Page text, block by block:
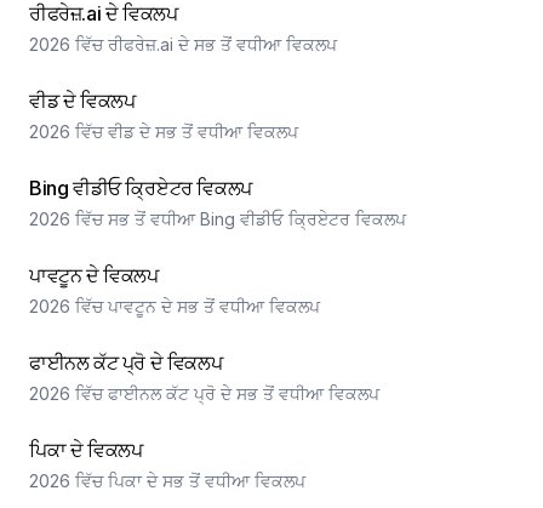
ਰੀਫਰੇਜ਼.ai ਦੇ ਵਿਕਲਪ
2026 ਵਿੱਚ ਰੀਫਰੇਜ਼.ai ਦੇ ਸਭ ਤੋਂ ਵਧੀਆ ਵਿਕਲਪ
ਵੀਡ ਦੇ ਵਿਕਲਪ
2026 ਵਿੱਚ ਵੀਡ ਦੇ ਸਭ ਤੋਂ ਵਧੀਆ ਵਿਕਲਪ
Bing ਵੀਡੀਓ ਕ੍ਰਿਏਟਰ ਵਿਕਲਪ
2026 ਵਿੱਚ ਸਭ ਤੋਂ ਵਧੀਆ Bing ਵੀਡੀਓ ਕ੍ਰਿਏਟਰ ਵਿਕਲਪ
ਪਾਵਟੂਨ ਦੇ ਵਿਕਲਪ
2026 ਵਿੱਚ ਪਾਵਟੂਨ ਦੇ ਸਭ ਤੋਂ ਵਧੀਆ ਵਿਕਲਪ
ਫਾਈਨਲ ਕੱਟ ਪ੍ਰੋ ਦੇ ਵਿਕਲਪ
2026 ਵਿੱਚ ਫਾਈਨਲ ਕੱਟ ਪ੍ਰੋ ਦੇ ਸਭ ਤੋਂ ਵਧੀਆ ਵਿਕਲਪ
ਪਿਕਾ ਦੇ ਵਿਕਲਪ
2026 ਵਿੱਚ ਪਿਕਾ ਦੇ ਸਭ ਤੋਂ ਵਧੀਆ ਵਿਕਲਪ